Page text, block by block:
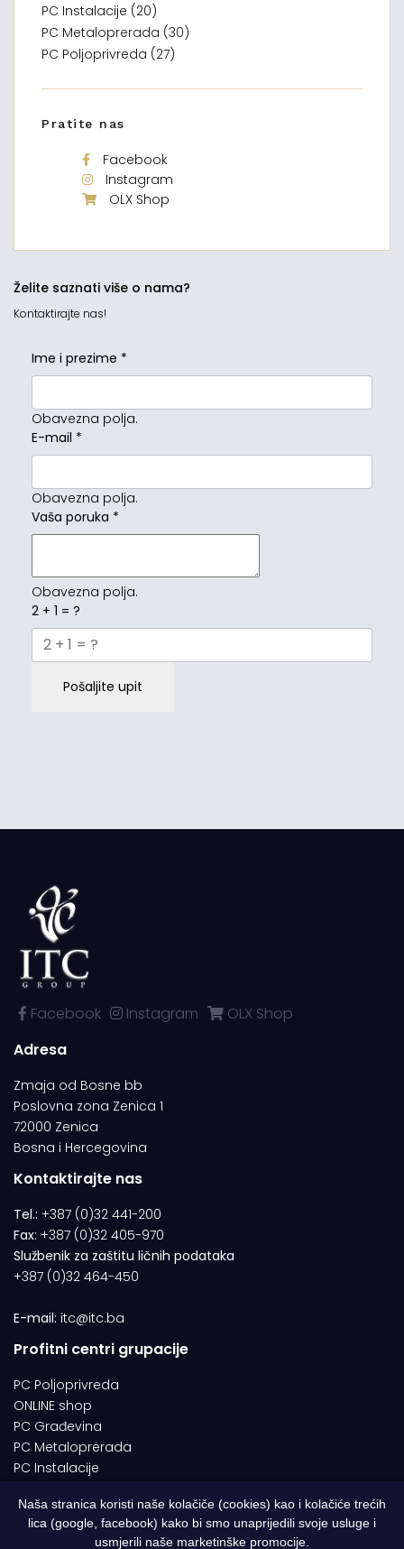
PC Instalacije (20)
PC Metaloprerada (30)
PC Poljoprivreda (27)
Pratite nas
Facebook
Instagram
OLX Shop
Želite saznati više o nama?
Kontaktirajte nas!
Ime i prezime *
Obavezna polja.
E-mail *
Obavezna polja.
Vaša poruka *
Obavezna polja.
2 + 1 = ?
Pošaljite upit
Facebook Instagram
OLX Shop
Adresa
Zmaja od Bosne bb
Poslovna zona Zenica 1
72000 Zenica
Bosna i Hercegovina
Kontaktirajte nas
Tel.: +387 (0)32 441-200
Fax: +387 (0)32 405-970
Službenik za zaštitu ličnih podataka
+387 (0)32 464-450
E-mail: itc@itc.ba
Profitni centri grupacije
PC Poljoprivreda
ONLINE shop
PC Građevina
PC Metaloprerada
PC Instalacije
© 1994-2026 | ITC d.o.o. Zenica. Sva prava pridržana | Designed by
Naša stranica koristi naše kolačiče (cookies) kao i kolačiće trećih
lica (google, facebook) kako bi smo unaprijedili svoje usluge i
usmjerili naše marketinške promocije.